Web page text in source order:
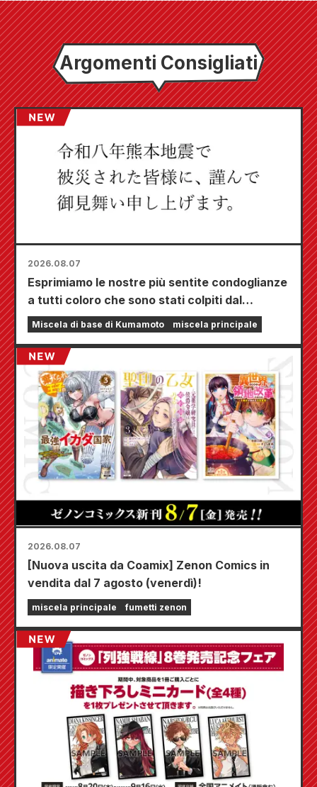
Argomenti Consigliati
2026.08.07
Esprimiamo le nostre più sentite condoglianze
a tutti coloro che sono stati colpiti dal
terremoto di Kumamoto del 2026.
Miscela di base di Kumamoto miscela principale
2026.08.07
[Nuova uscita da Coamix] Zenon Comics in
vendita dal 7 agosto (venerdì)!
miscela principale fumetti zenon